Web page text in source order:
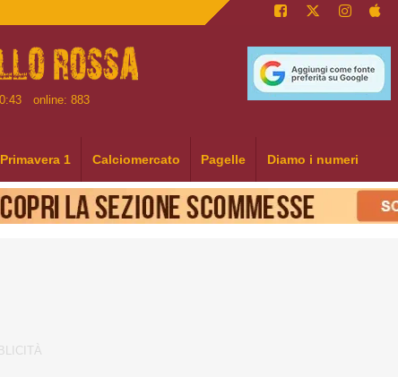
online: 883
Primavera 1 Calciomercato Pagelle Diamo i numeri